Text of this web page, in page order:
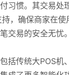
习惯。其交易处
，确保商家在
交易的安全无忧。
括传统大POS机